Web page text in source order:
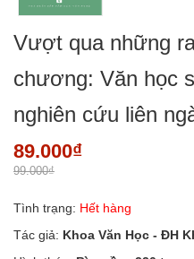
Vượt qua những
chương: Văn học
nghiên cứu liên
89.000₫
99.000₫
Tình trạng: Hết hàng
Tác giả: Khoa Văn Học - ĐH